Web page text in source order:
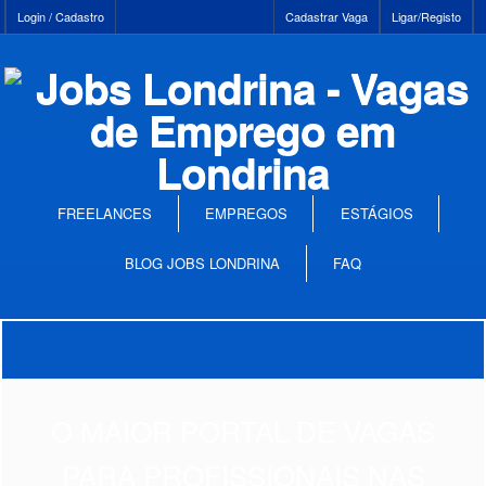
Login / Cadastro Ligar/Registo
Cadastrar Vaga
FREELANCES EMPREGOS ESTÁGIOS
BLOG JOBS LONDRINA FAQ